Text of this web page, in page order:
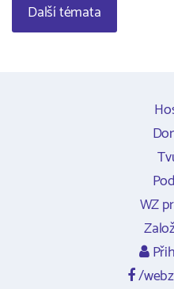
Další témata
WZ
/